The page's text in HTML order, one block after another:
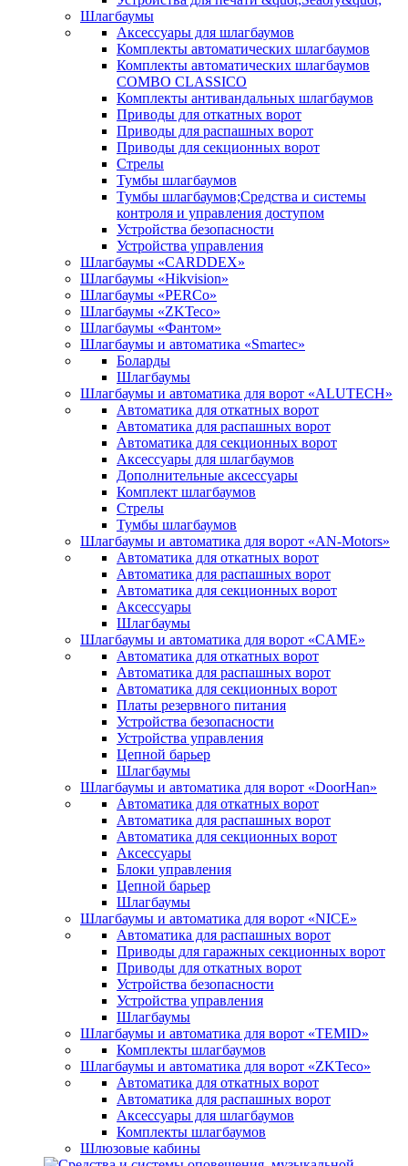
Шлагбаумы
Аксессуары для шлагбаумов
Комплекты автоматических шлагбаумов
Комплекты автоматических шлагбаумов
COMBO CLASSICO
Комплекты антивандальных шлагбаумов
Приводы для откатных ворот
Приводы для распашных ворот
Приводы для секционных ворот
Стрелы
Тумбы шлагбаумов
Тумбы шлагбаумов;Средства и системы
контроля и управления доступом
Устройства безопасности
Устройства управления
Шлагбаумы «CARDDEX»
Шлагбаумы «Hikvision»
Шлагбаумы «PERCo»
Шлагбаумы «ZKTeco»
Шлагбаумы «Фантом»
Шлагбаумы и автоматика «Smartec»
Боларды
Шлагбаумы
Шлагбаумы и автоматика для ворот «ALUTECH»
Автоматика для откатных ворот
Автоматика для распашных ворот
Автоматика для секционных ворот
Аксессуары для шлагбаумов
Дополнительные аксессуары
Комплект шлагбаумов
Стрелы
Тумбы шлагбаумов
Шлагбаумы и автоматика для ворот «AN-Motors»
Автоматика для откатных ворот
Автоматика для распашных ворот
Автоматика для секционных ворот
Аксессуары
Шлагбаумы
Шлагбаумы и автоматика для ворот «CAME»
Автоматика для откатных ворот
Автоматика для распашных ворот
Автоматика для секционных ворот
Платы резервного питания
Устройства безопасности
Устройства управления
Цепной барьер
Шлагбаумы
Шлагбаумы и автоматика для ворот «DoorHan»
Автоматика для откатных ворот
Автоматика для распашных ворот
Автоматика для секционных ворот
Аксессуары
Блоки управления
Цепной барьер
Шлагбаумы
Шлагбаумы и автоматика для ворот «NICE»
Автоматика для распашных ворот
Приводы для гаражных секционных ворот
Приводы для откатных ворот
Устройства безопасности
Устройства управления
Шлагбаумы
Шлагбаумы и автоматика для ворот «TEMID»
Комплекты шлагбаумов
Шлагбаумы и автоматика для ворот «ZKTeco»
Автоматика для откатных ворот
Автоматика для распашных ворот
Аксессуары для шлагбаумов
Комплекты шлагбаумов
Шлюзовые кабины